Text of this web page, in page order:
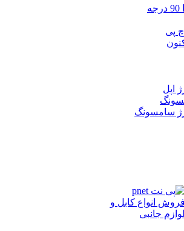
پی
اپل
سامسونگ